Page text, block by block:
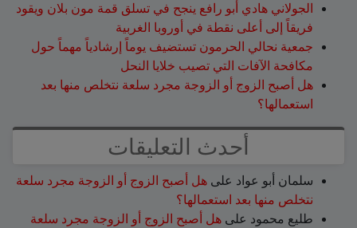
الجولاني هادي أبو رافع ينجح في تسلق قمة مون بلان ويقود
فريقاً إلى أعلى نقطة في أوروبا الغربية
جمعية نحالي الحرمون تستضيف يوماً إرشادياً مهماً حول
مكافحة الآفات التي تصيب خلايا النحل
هل أصبح الزوج أو الزوجة مجرد سلعة نتخلص منها بعد
استعمالها؟
أحدث التعليقات
سلمان أبو عواد على هل أصبح الزوج أو الزوجة مجرد سلعة
نتخلص منها بعد استعمالها؟
طليع محمود على هل أصبح الزوج أو الزوجة مجرد سلعة